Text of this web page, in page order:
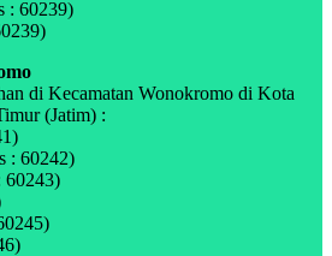
: 60239)
di Kecamatan Wonokromo di Kota
(Jatim) :
: 60242)
60243)